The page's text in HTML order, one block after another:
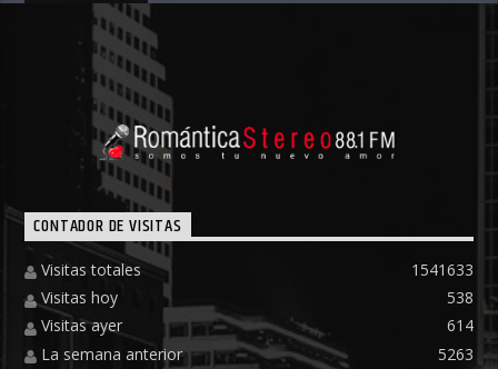
CONTADOR DE VISITAS
1541633
Visitas totales
538
Visitas hoy
614
Visitas ayer
5263
La semana anterior